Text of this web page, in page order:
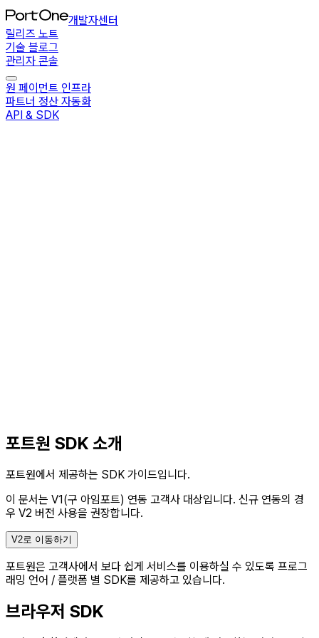
개발자센터
릴리즈 노트
기술 블로그
관리자 콘솔
원 페이먼트 인프라
파트너 정산 자동화
API & SDK
포트원 SDK 소개
포트원에서 제공하는 SDK 가이드입니다.
이 문서는 V1(구 아임포트) 연동 고객사 대상입니다. 신규 연동의 경
우 V2 버전 사용을 권장합니다.
V2로 이동하기
포트원은 고객사에서 보다 쉽게 서비스를 이용하실 수 있도록 프로그
래밍 언어 / 플랫폼 별 SDK를 제공하고 있습니다.
브라우저 SDK